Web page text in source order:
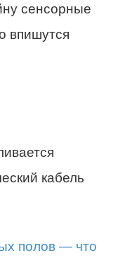
сенсорные
впишутся
кабель